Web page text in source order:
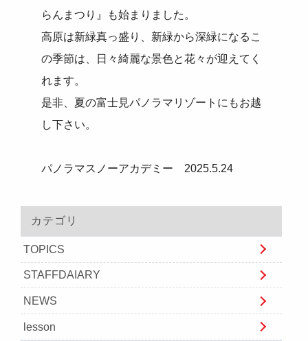
らんまつり』も始まりました。
高原は新緑真っ盛り、新緑から深緑になるこ
の季節は、日々綺麗な景色と花々が迎えてく
れます。
是非、夏の富士見パノラマリゾートにもお越
し下さい。
パノラマスノーアカデミー 2025.5.24
カテゴリ
TOPICS
STAFFDAIARY
NEWS
lesson